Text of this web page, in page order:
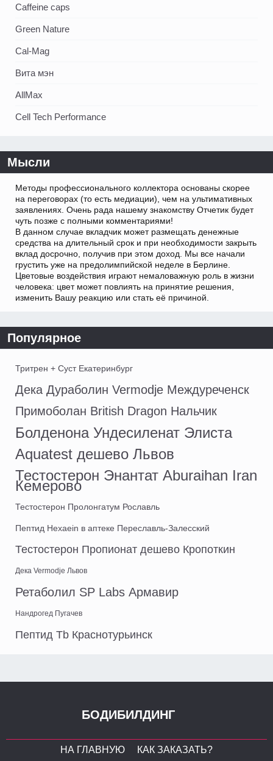
Caffeine caps
Green Nature
Cal-Mag
Вита мэн
AllMax
Cell Tech Performance
Мысли
Методы профессионального коллектора основаны скорее
на переговорах (то есть медиации), чем на ультимативных
заявлениях. Очень рада нашему знакомству Отчетик будет
чуть позже с полными комментариями!
В данном случае вкладчик может размещать денежные
средства на длительный срок и при необходимости закрыть
вклад досрочно, получив при этом доход. Мы все начали
грустить уже на предолимпийской неделе в Берлине.
Цветовые воздействия играют немаловажную роль в жизни
человека: цвет может повлиять на принятие решения,
изменить Вашу реакцию или стать её причиной.
Популярное
Тритрен + Суст Екатеринбург
Дека Дураболин Vermodje Междуреченск
Примоболан British Dragon Нальчик
Болденона Ундесиленат Элиста
Aquatest дешево Львов
Тестостерон Энантат Aburaihan Iran
Кемерово
Тестостерон Пролонгатум Рославль
Пептид Hexaein в аптеке Переславль-Залесский
Тестостерон Пропионат дешево Кропоткин
Дека Vermodje Львов
Ретаболил SP Labs Армавир
Нандрогед Пугачев
Пептид Tb Краснотурьинск
БОДИБИЛДИНГ
НА ГЛАВНУЮ КАК ЗАКАЗАТЬ?